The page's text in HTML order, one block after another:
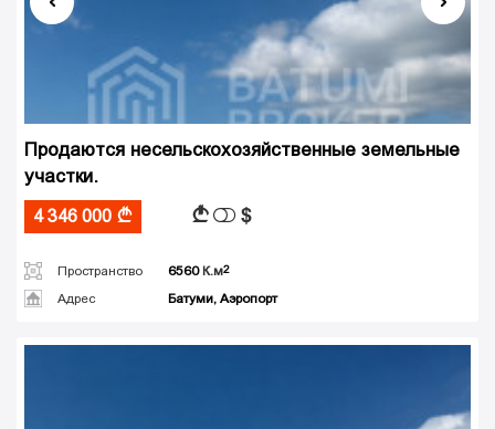
Продаются несельскохозяйственные земельные
участки.
4 346 000 A A $
Пространство 6560 К.м
Адрес
Батуми, Аэропорт